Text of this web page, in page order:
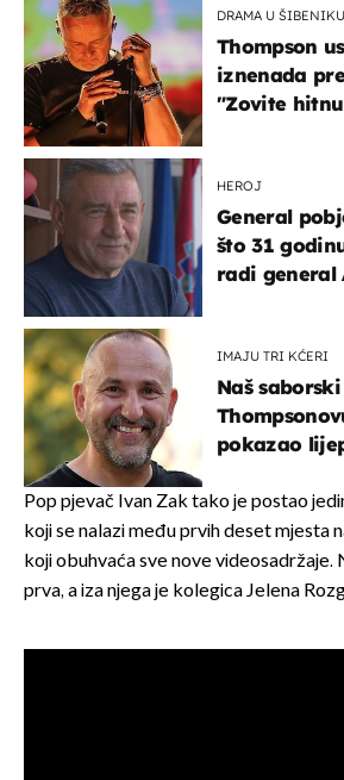
DRAMA U ŠIBENIKU
Thompson
iznenada
"Zovite
HEROJ
General
što 31
radi general
IMAJU TRI KĆERI
Naš
pokazao
javnost
Pop pjevač Ivan Zak tako je postao
koji se nalazi među prvih deset mjesta
koji obuhvaća sve nove videosadržaje.
prva, a iza njega je kolegica Jelena